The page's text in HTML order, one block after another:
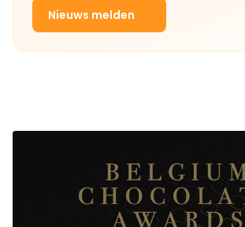
Nieuws melden